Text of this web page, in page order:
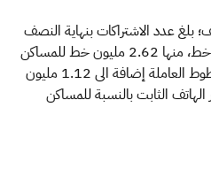
بلغ عدد الاشتراكات بنهاية النصف
الأول 2015م حوالي 3.74 مليون خط، منها 2.62 مليون خط للمساكن
أي ما يعادل 70% من إجمالي الخطوط العاملة إضافة الى 1.12 مليون
الثابت بالنسبة للمساكن